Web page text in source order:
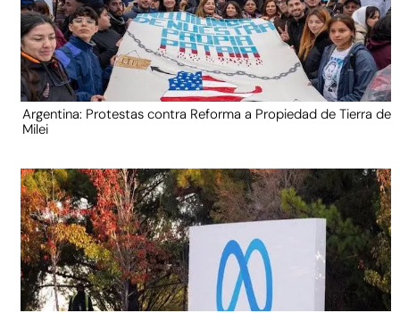
Argentina: Protestas contra Reforma a Propiedad de Tierra de
Milei